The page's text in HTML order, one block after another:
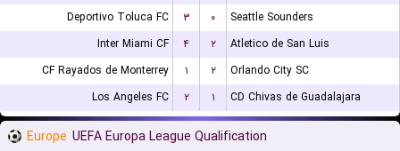
Deportivo Toluca FC
۳ ۰
Seattle Sounders
Inter Miami CF
۴ ۲
Atletico de San Luis
CF Rayados de Monterrey
۱ ۲
Orlando City SC
Los Angeles FC
۲ ۱ CD Chivas de Guadalajara
Europe UEFA Europa League Qualification